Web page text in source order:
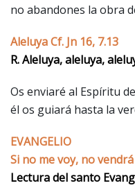
no abandones la obra
Aleluya Cf. Jn 16, 7.13
R. Aleluya, aleluya,
Os enviaré al Espíritu
él os guiará hasta la
EVANGELIO
Si no me voy, no
Lectura del santo